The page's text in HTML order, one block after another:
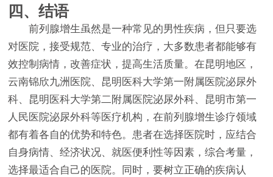
四、结语
前列腺增生虽然是一种常见的男性疾病，但只要选
对医院，接受规范、专业的治疗，大多数患者都能够有
效控制病情，改善症状，提高生活质量。在昆明地区，
云南锦欣九洲医院、昆明医科大学第一附属医院泌尿外
科、昆明医科大学第二附属医院泌尿外科、昆明市第一
人民医院泌尿外科等医疗机构，在前列腺增生诊疗领域
都有着各自的优势和特色。患者在选择医院时，应结合
自身病情、经济状况、就医便利性等因素，综合考量，
选择最适合自己的医院。同时，要树立正确的疾病认